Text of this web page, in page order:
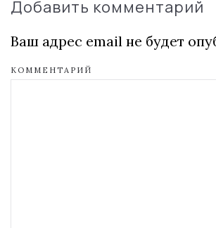
Добавить комментарий
Ваш адрес email не будет
КОММЕНТАРИЙ